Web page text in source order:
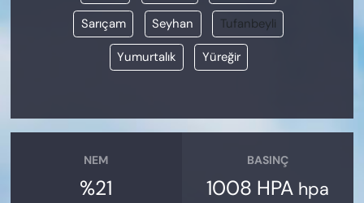
Sarıçam Seyhan Tufanbeyli
Yumurtalık Yüreğir
NEM
%21
BASINÇ
1008 HPA hpa